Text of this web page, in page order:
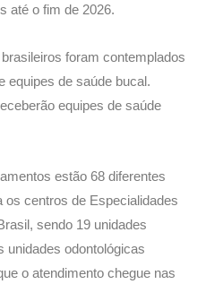
até o fim de 2026.
foram contemplados
equipes de saúde bucal.
equipes de saúde
estão 68 diferentes
os centros de Especialidades
sendo 19 unidades
unidades odontológicas
o atendimento chegue nas